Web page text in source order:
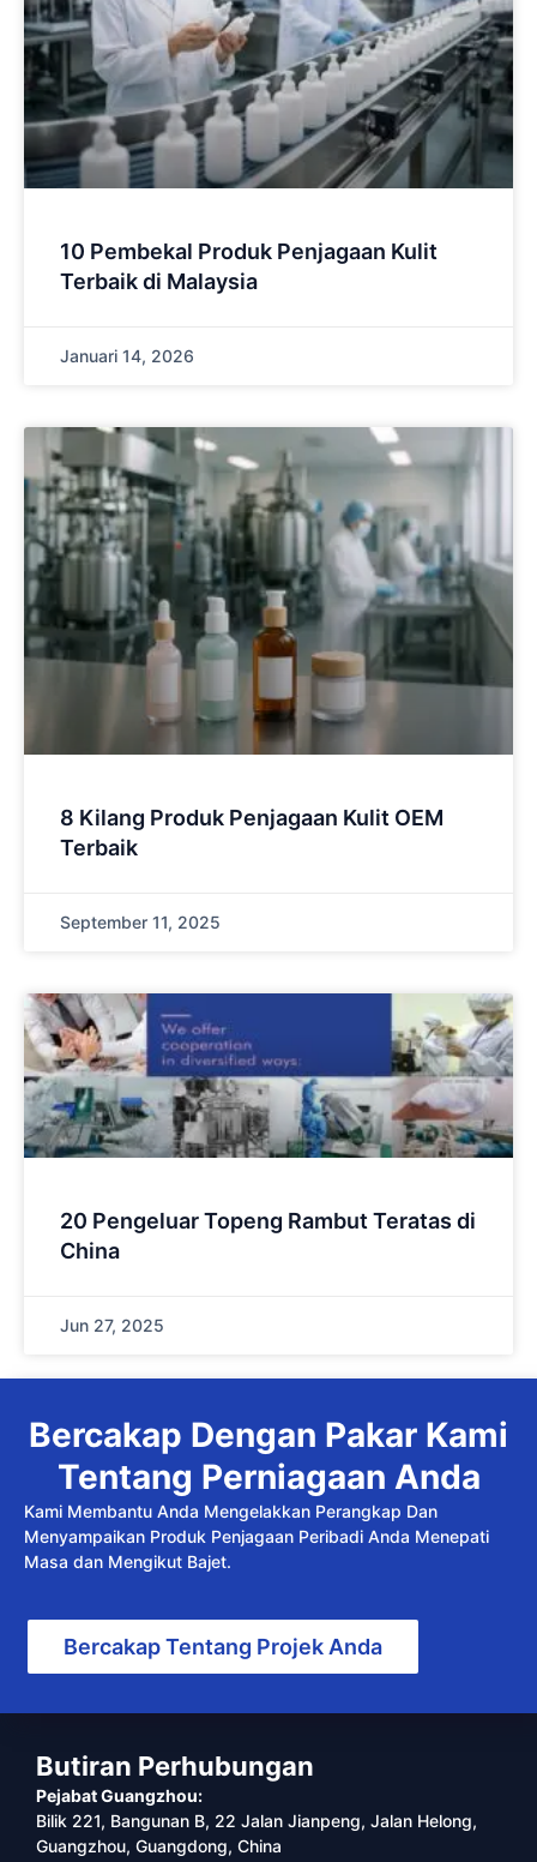
10 Pembekal Produk Penjagaan Kulit
Terbaik di Malaysia
Januari 14, 2026
8 Kilang Produk Penjagaan Kulit OEM
Terbaik
September 11, 2025
20 Pengeluar Topeng Rambut Teratas di
China
Jun 27, 2025
Bercakap Dengan Pakar Kami
Tentang Perniagaan Anda
Kami Membantu Anda Mengelakkan Perangkap Dan
Menyampaikan Produk Penjagaan Peribadi Anda Menepati
Masa dan Mengikut Bajet.
Bercakap Tentang Projek Anda
Butiran Perhubungan
Pejabat Guangzhou:
Bilik 221, Bangunan B, 22 Jalan Jianpeng, Jalan Helong,
Guangzhou, Guangdong, China